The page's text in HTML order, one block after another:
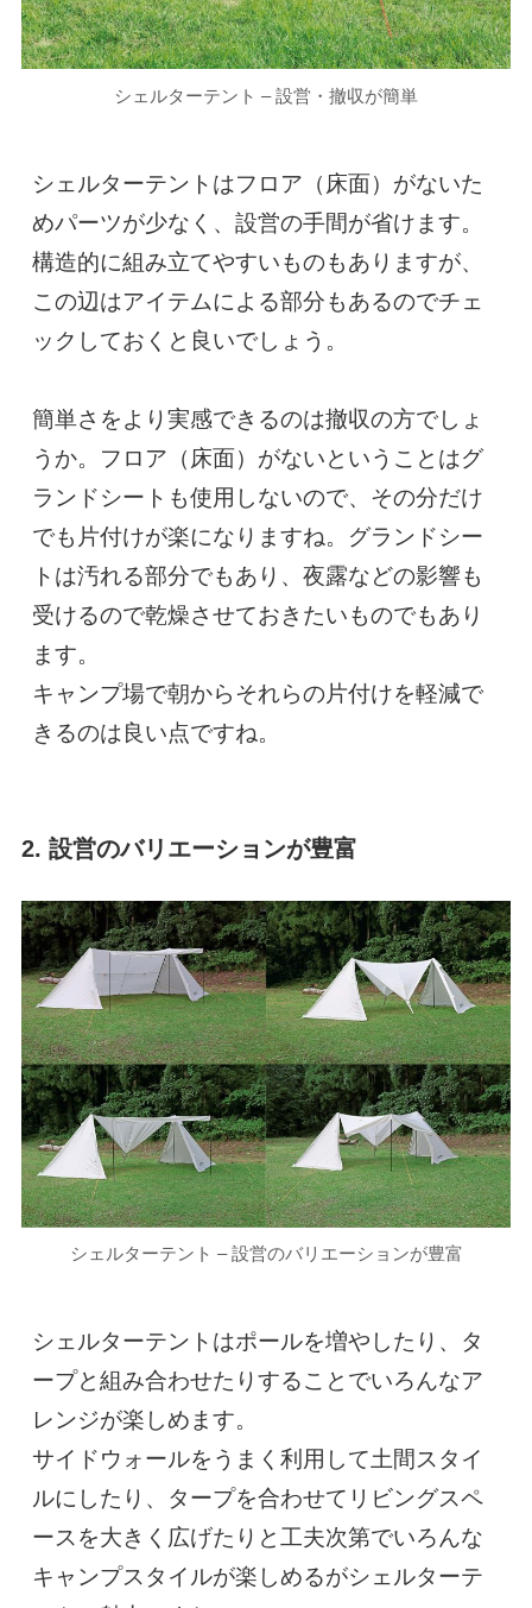
シェルターテント – 設営・撤収が簡単
シェルターテントはフロア（床面）がないた
めパーツが少なく、設営の手間が省けます。
構造的に組み立てやすいものもありますが、
この辺はアイテムによる部分もあるのでチェ
ックしておくと良いでしょう。
簡単さをより実感できるのは撤収の方でしょ
うか。フロア（床面）がないということはグ
ランドシートも使用しないので、その分だけ
でも片付けが楽になりますね。グランドシー
トは汚れる部分でもあり、夜露などの影響も
受けるので乾燥させておきたいものでもあり
ます。
キャンプ場で朝からそれらの片付けを軽減で
きるのは良い点ですね。
2. 設営のバリエーションが豊富
シェルターテント – 設営のバリエーションが豊富
シェルターテントはポールを増やしたり、タ
ープと組み合わせたりすることでいろんなア
レンジが楽しめます。
サイドウォールをうまく利用して土間スタイ
ルにしたり、タープを合わせてリビングスペ
ースを大きく広げたりと工夫次第でいろんな
キャンプスタイルが楽しめるがシェルターテ